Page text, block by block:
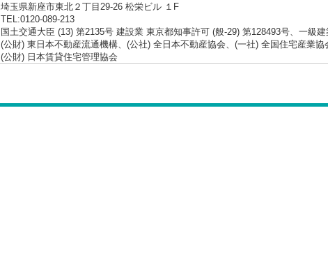
埼玉県新座市東北２丁目29-26 松栄ビル １F
TEL:0120-089-213
国土交通大臣 (13) 第2135号 建設業 東京都知事許可 (般-29) 第128493号、一級
(公財) 東日本不動産流通機構、(公社) 全日本不動産協会、(一社) 全国住宅産業協
(公財) 日本賃貸住宅管理協会